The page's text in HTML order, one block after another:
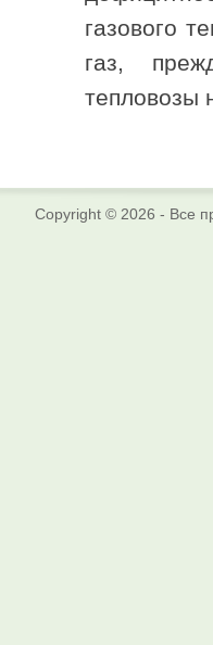
газового
газ,
тепловозы
Copyright © 2026 - Все